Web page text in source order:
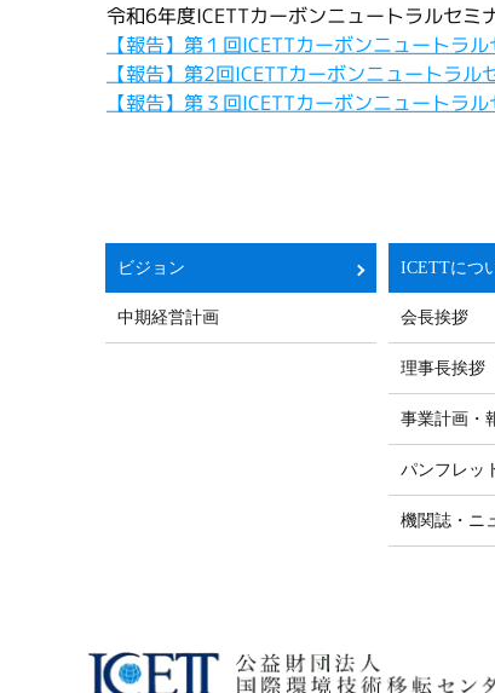
令和6年度ICETTカーボンニュートラルセミ
【報告】第１回ICETTカーボンニュートラ
【報告】第2回ICETTカーボンニュートラ
【報告】第３回ICETTカーボンニュートラ
ビジョン
中期経営計画
ICETTにつ
会長挨拶
理事長挨拶
事業計画・
パンフレッ
機関誌・ニ